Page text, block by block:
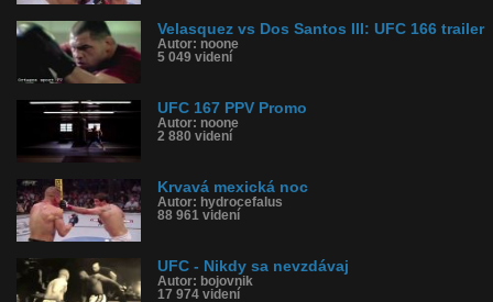
Velasquez vs Dos Santos III: UFC 166 trailer
Autor: noone
5 049 videní
UFC 167 PPV Promo
Autor: noone
2 880 videní
Krvavá mexická noc
Autor: hydrocefalus
88 961 videní
UFC - Nikdy sa nevzdávaj
Autor: bojovnik
17 974 videní